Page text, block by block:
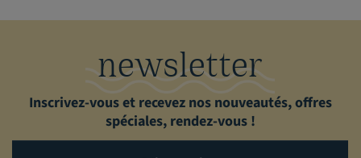
newsletter
Inscrivez-vous et recevez nos nouveautés, offres
spéciales, rendez-vous !